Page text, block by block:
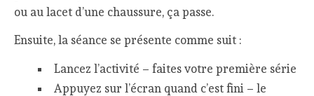
ou au lacet d’une chaussure, ça passe.
Ensuite, la séance se présente comme suit :
Lancez l’activité – faites votre première série
Appuyez sur l’écran quand c’est fini – le